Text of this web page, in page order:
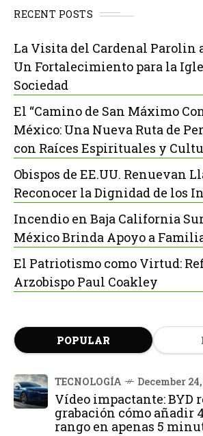
RECENT POSTS
La Visita del Cardenal Parolin
Un Fortalecimiento para la
Sociedad
El “Camino de San Máximo
México: Una Nueva Ruta de
con Raíces Espirituales y
Obispos de EE.UU. Renuevan
Reconocer la Dignidad de los
Incendio en Baja California
México Brinda Apoyo a
El Patriotismo como Virtud:
Arzobispo Paul Coakley
POPULAR
TECNOLOGÍA December
Vídeo impactante: BYD
grabación cómo añadir
rango en apenas 5